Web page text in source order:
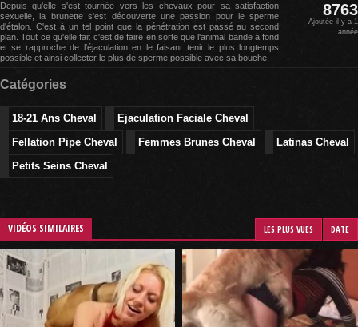
Depuis qu'elle s'est tournée vers les chevaux pour sa satisfaction
sexuelle, la brunette s'est découverte une passion pour le sperme
d'étalon. C'est à un tel point que la pénétration est passé au second
plan. Tout ce qu'elle fait c'est de faire en sorte que l'animal bande à fond
et se rapproche de l'éjaculation en le faisant tenir le plus longtemps
possible et ainsi collecter le plus de sperme possible avec sa bouche.
8763
Ajoutée il y a 1
année
Catégories
18-21 Ans Cheval
Ejaculation Faciale Cheval
Fellation Pipe Cheval
Femmes Brunes Cheval
Latinas Cheval
Petits Seins Cheval
VIDÉOS SIMILAIRES LES PLUS VUES DATE